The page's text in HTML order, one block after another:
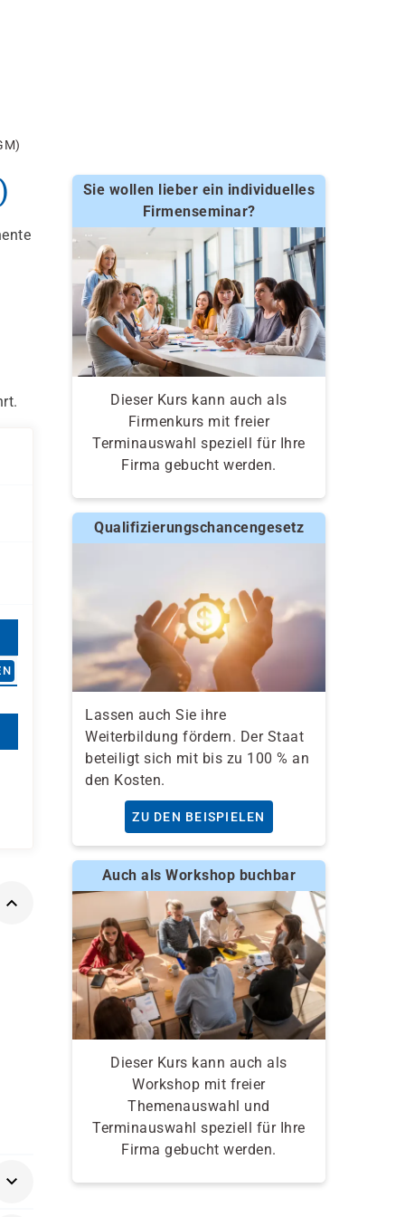
Sie wollen lieber ein individuelles
Firmenseminar?
Dieser Kurs kann auch als
Firmenkurs mit freier
Terminauswahl speziell für Ihre
Firma gebucht werden.
Qualifizierungschancengesetz
Lassen auch Sie ihre
Weiterbildung fördern. Der Staat
beteiligt sich mit bis zu 100 % an
den Kosten.
ZU DEN BEISPIELEN
Auch als Workshop buchbar
Dieser Kurs kann auch als
Workshop mit freier
Themenauswahl und
Terminauswahl speziell für Ihre
Firma gebucht werden.